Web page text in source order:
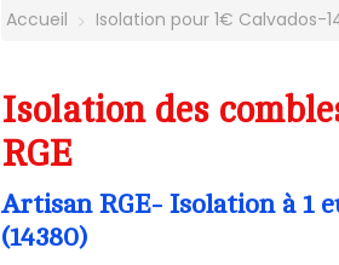
Accueil Isolation pour 1€ Calvados-
Isolation des
RGE
Artisan RGE- Isolation à 1
(14380)